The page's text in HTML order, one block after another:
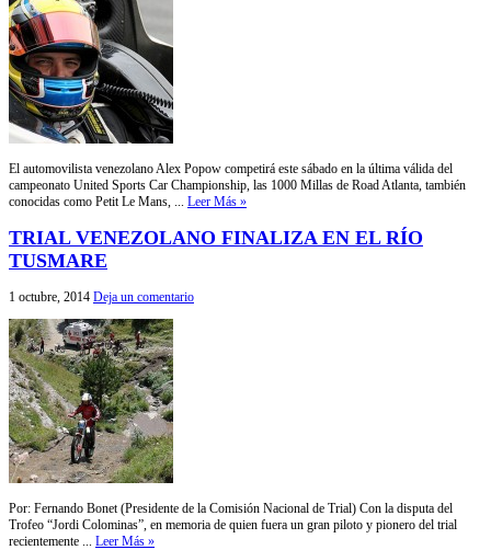
El automovilista venezolano Alex Popow competirá este sábado en la última válida del
campeonato United Sports Car Championship, las 1000 Millas de Road Atlanta, también
conocidas como Petit Le Mans, ... Leer Más »
TRIAL VENEZOLANO FINALIZA EN EL RÍO
TUSMARE
1 octubre, 2014 Deja un comentario
Por: Fernando Bonet (Presidente de la Comisión Nacional de Trial) Con la disputa del
Trofeo “Jordi Colominas”, en memoria de quien fuera un gran piloto y pionero del trial
recientemente ... Leer Más »